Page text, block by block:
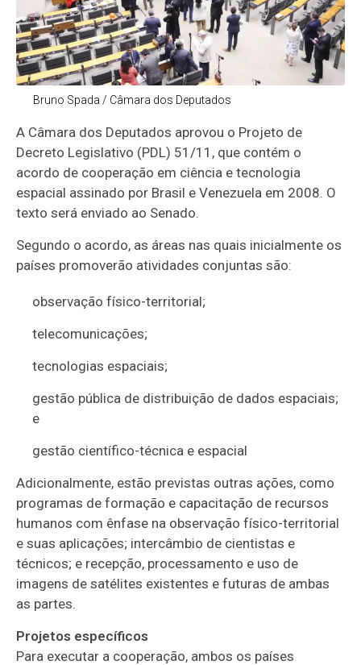
Bruno Spada / Câmara dos Deputados
A Câmara dos Deputados aprovou o Projeto de
Decreto Legislativo (PDL) 51/11, que contém o
acordo de cooperação em ciência e tecnologia
espacial assinado por Brasil e Venezuela em 2008. O
texto será enviado ao Senado.
Segundo o acordo, as áreas nas quais inicialmente os
países promoverão atividades conjuntas são:
observação físico-territorial;
telecomunicações;
tecnologias espaciais;
gestão pública de distribuição de dados espaciais;
e
gestão científico-técnica e espacial
Adicionalmente, estão previstas outras ações, como
programas de formação e capacitação de recursos
humanos com ênfase na observação físico-territorial
e suas aplicações; intercâmbio de cientistas e
técnicos; e recepção, processamento e uso de
imagens de satélites existentes e futuras de ambas
as partes.
Projetos específicos
Para executar a cooperação, ambos os países